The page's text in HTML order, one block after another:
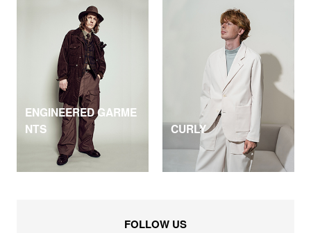
ENGINEERED GARME
NTS
CURLY
FOLLOW US